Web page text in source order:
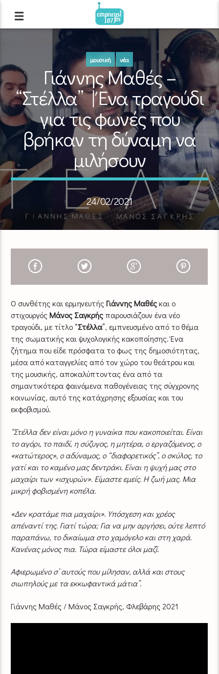
μουσική νέα
Γιάννης Μαθές –
“Στέλλα” | Ένα τραγούδι
για τις φωνές που
βρήκαν τη δύναμη να
μιλήσουν
24/02/2021
Ο συνθέτης και ερμηνευτήςΓιάννης Μαθέςκαι ο
στιχουργόςΜάνος Σαγκρής παρουσιάζουν ένα νέο
τραγούδι, με τίτλο “Στέλλα”, εμπνευσμένο από το θέμα
της σωματικής και ψυχολογικής κακοποίησης. Ένα
ζήτημα που είδε πρόσφατα το φως της δημοσιότητας,
μέσα από καταγγελίες από τον χώρο του θεάτρου και
της μουσικής, αποκαλύπτοντας ένα από τα
σημαντικότερα φαινόμενα παθογένειας της σύγχρονης
κοινωνίας, αυτό της κατάχρησης εξουσίας και του
εκφοβισμού.
“Στέλλα δεν είναι μόνο η γυναίκα που κακοποιείται. Είναι
το αγόρι, το παιδί, η σύζυγος, η μητέρα, ο εργαζόμενος, ο
«κατώτερος», ο αδύναμος, ο “διαφορετικός”, ο σκύλος, το
γατί και το καμένο μας δεντράκι. Είναι η ψυχή μας στο
μαχαίρι των «ισχυρών». Είμαστε εμείς. Η ζωή μας. Μια
μικρή φοβισμένη κοπέλα.
«Δεν κρατάμε πια μαχαίρι». Υπόσχεση και χρέος
απέναντί της. Γιατί τώρα; Για να μην αργήσει, ούτε λεπτό
παραπάνω, το δικαίωμα στο χαμόγελο και στη χαρά.
Κανένας μόνος πια. Τώρα είμαστε όλοι μαζί.
Αφιερωμένο σ’ αυτούς που μίλησαν, αλλά και στους
σιωπηλούς με τα εκκωφαντικά μάτια”.
Γιάννης Μαθές / Μάνος Σαγκρής, Φλεβάρης 2021